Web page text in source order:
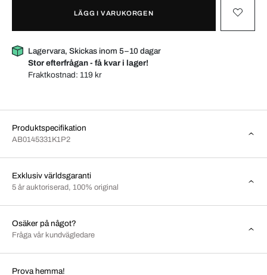
LÄGG I VARUKORGEN
Lagervara, Skickas inom 5–10 dagar
Stor efterfrågan - få kvar i lager!
Fraktkostnad: 119 kr
Produktspecifikation
AB0145331K1P2
Exklusiv världsgaranti
5 år auktoriserad, 100% original
Osäker på något?
Fråga vår kundvägledare
Prova hemma!